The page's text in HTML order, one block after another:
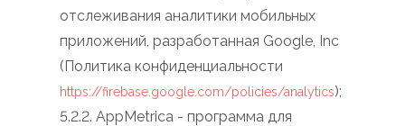
отслеживания аналитики мобильных
приложений, разработанная Google, Inc
(Политика конфиденциальности
https://firebase.google.com/policies/analytics);
5.2.2. AppMetrica - программа для